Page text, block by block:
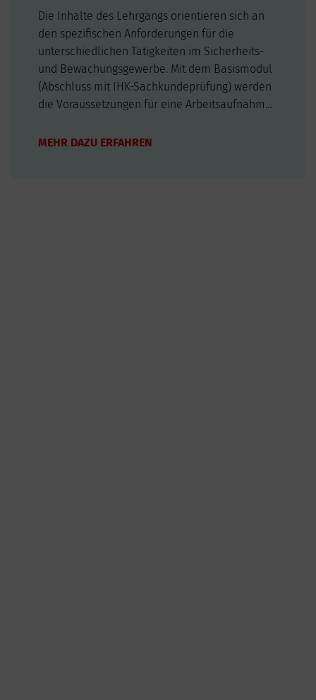
Die Inhalte des Lehrgangs orientieren sich an
den spezifischen Anforderungen für die
unterschiedlichen Tätigkeiten im Sicherheits-
und Bewachungsgewerbe. Mit dem Basismodul
(Abschluss mit IHK-Sachkundeprüfung) werden
die Voraussetzungen für eine Arbeitsaufnahme
gelegt. In den anschließenden Aufbaukursen
MEHR DAZU ERFAHREN